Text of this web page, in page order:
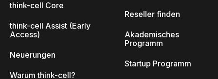
think-cell Core
think-cell Assist (Early
Access)
Neuerungen
Warum think-cell?
Reseller finden
Akademisches
Programm
Startup Programm